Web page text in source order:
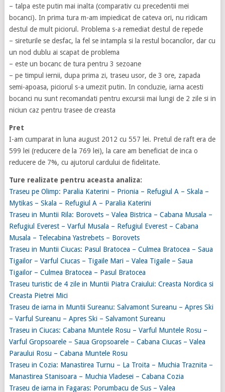
– talpa este putin mai inalta (comparativ cu precedentii mei
bocanci). In prima tura m-am impiedicat de cateva ori, nu ridicam
destul de mult piciorul. Problema s-a remediat destul de repede
– sireturile se desfac, la fel se intampla si la restul bocancilor, dar cu
un nod dublu ai scapat de problema
– este un bocanc de tura pentru 3 sezoane
– pe timpul iernii, dupa prima zi, traseu usor, de 3 ore, zapada
semi-apoasa, piciorul s-a umezit putin. In concluzie, iarna acesti
bocanci nu sunt recomandati pentru excursii mai lungi de 2 zile si in
niciun caz pentru trasee de creasta
Pret
I-am cumparat in luna august 2012 cu 557 lei. Pretul de raft era de
599 lei (reducere de la 769 lei), la care am beneficiat de inca o
reducere de 7%, cu ajutorul cardului de fidelitate.
Ture realizate pentru aceasta analiza:
Traseu pe Olimp: Paralia Katerini – Prionia – Refugiul A – Skala –
Mytikas – Skala – Refugiul A – Paralia Katerini
Traseu in Muntii Rila: Borovets – Valea Bistrica – Cabana Musala –
Refugiul Everest – Varful Musala – Refugiul Everest – Cabana
Musala – Telecabina Yastrebets – Borovets
Traseu in Muntii Ciucas: Pasul Bratocea – Culmea Bratocea – Saua
Tigailor – Varful Ciucas – Tigaile Mari – Valea Tigaile – Saua
Tigailor – Culmea Bratocea – Pasul Bratocea
Traseu turistic de 4 zile in Muntii Piatra Craiului: Creasta Nordica si
Creasta Pietrei Mici
Traseu de iarna in Muntii Sureanu: Salvamont Sureanu – Apres Ski
– Varful Sureanu – Apres Ski – Salvamont Sureanu
Traseu in Ciucas: Cabana Muntele Rosu – Varful Muntele Rosu –
Varful Gropsoarele – Saua Gropsoarele – Cabana Ciucas – Valea
Paraului Rosu – Cabana Muntele Rosu
Traseu in Cozia: Manastirea Turnu – La Troita – Muchia Traznita –
Manastirea Stanisoara – Muchia Vladesei – Cabana Cozia
Traseu de iarna in Fagaras: Porumbacu de Sus – Valea